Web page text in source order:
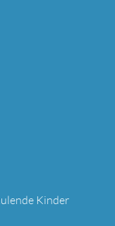
Kinder